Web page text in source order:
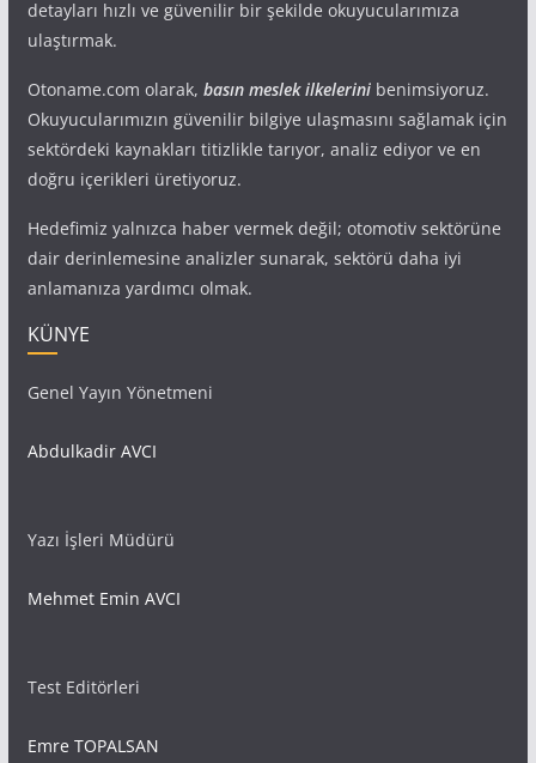
detayları hızlı ve güvenilir bir şekilde okuyucularımıza
ulaştırmak.
Otoname.com olarak, basın meslek ilkelerinibenimsiyoruz.
Okuyucularımızın güvenilir bilgiye ulaşmasını sağlamak için
sektördeki kaynakları titizlikle tarıyor, analiz ediyor ve en
doğru içerikleri üretiyoruz.
Hedefimiz yalnızca haber vermek değil; otomotiv sektörüne
dair derinlemesine analizler sunarak, sektörü daha iyi
anlamanıza yardımcı olmak.
KÜNYE
Genel Yayın Yönetmeni
Abdulkadir AVCI
Yazı İşleri Müdürü
Mehmet Emin AVCI
Test Editörleri
Emre TOPALSAN